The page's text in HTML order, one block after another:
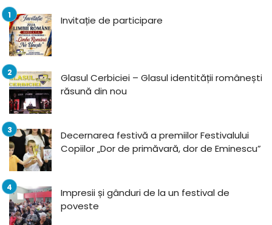
Invitație de participare
Glasul Cerbiciei – Glasul identității românești
răsună din nou
Decernarea festivă a premiilor Festivalului
Copiilor „Dor de primăvară, dor de Eminescu”
Impresii și gânduri de la un festival de
poveste